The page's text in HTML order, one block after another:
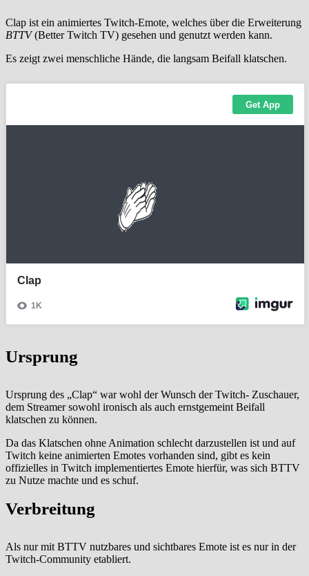
Clap ist ein animiertes Twitch-Emote, welches über die Erweiterung
BTTV(Better Twitch TV) gesehen und genutzt werden kann.
Es zeigt zwei menschliche Hände, die langsam Beifall klatschen.
Ursprung
Ursprung des „Clap“ war wohl der Wunsch der Twitch- Zuschauer,
dem Streamer sowohl ironisch als auch ernstgemeint Beifall
klatschen zu können.
Da das Klatschen ohne Animation schlecht darzustellen ist und auf
Twitch keine animierten Emotes vorhanden sind, gibt es kein
offizielles in Twitch implementiertes Emote hierfür, was sich BTTV
zu Nutze machte und es schuf.
Verbreitung
Als nur mit BTTV nutzbares und sichtbares Emote ist es nur in der
Twitch-Community etabliert.